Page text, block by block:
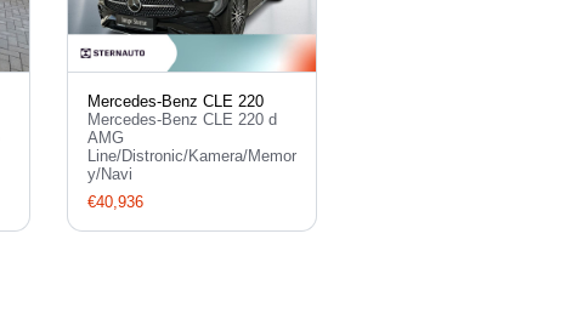
Mercedes-Benz CLE 220
Mercedes-Benz CLE 220 d
AMG
Line/Distronic/Kamera/Memor
y/Navi
€40,936